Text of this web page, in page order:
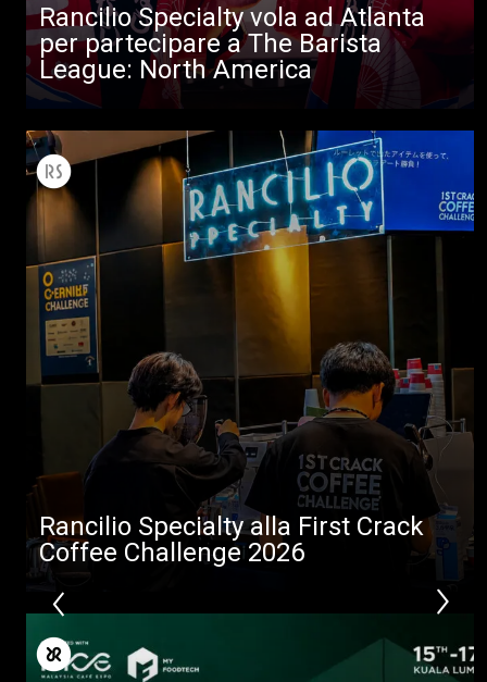
Rancilio Specialty vola ad Atlanta
per partecipare a The Barista
League: North America
Rancilio Specialty alla First Crack
Coffee Challenge 2026